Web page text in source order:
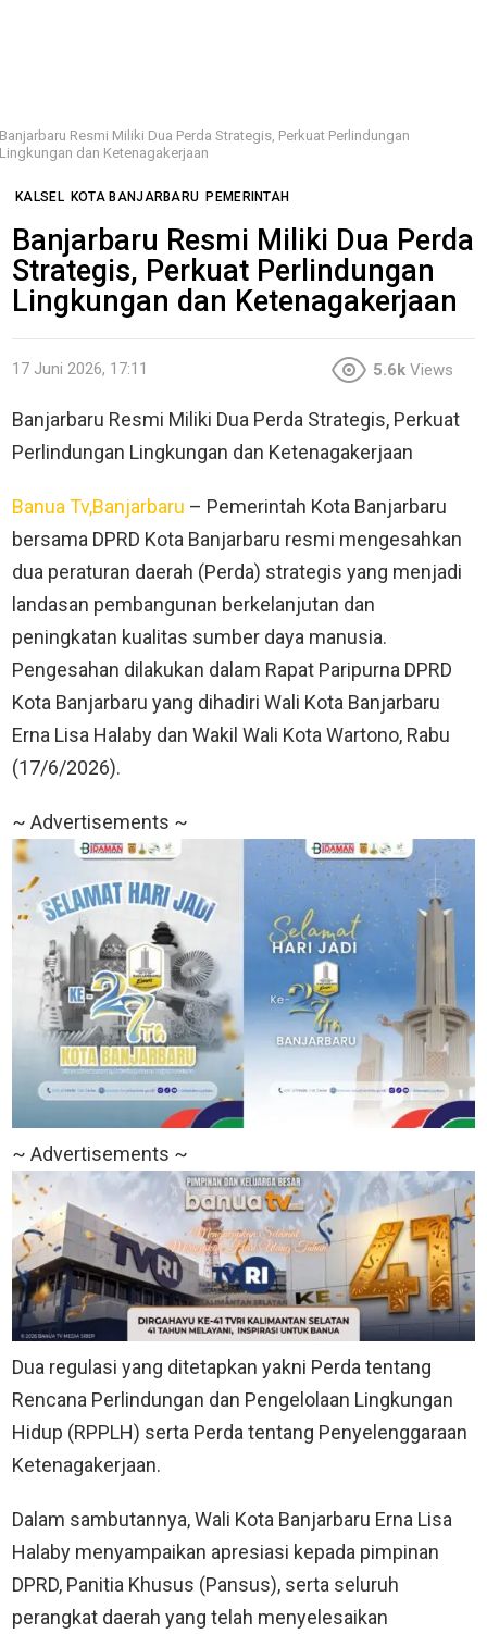
Banjarbaru Resmi Miliki Dua Perda Strategis, Perkuat Perlindungan
Lingkungan dan Ketenagakerjaan
KALSEL KOTA BANJARBARU PEMERINTAH
Banjarbaru Resmi Miliki Dua Perda
Strategis, Perkuat Perlindungan
Lingkungan dan Ketenagakerjaan
17 Juni 2026, 17:11 5.6k Views
Banjarbaru Resmi Miliki Dua Perda Strategis, Perkuat
Perlindungan Lingkungan dan Ketenagakerjaan
Banua Tv,Banjarbaru – Pemerintah Kota Banjarbaru
bersama DPRD Kota Banjarbaru resmi mengesahkan
dua peraturan daerah (Perda) strategis yang menjadi
landasan pembangunan berkelanjutan dan
peningkatan kualitas sumber daya manusia.
Pengesahan dilakukan dalam Rapat Paripurna DPRD
Kota Banjarbaru yang dihadiri Wali Kota Banjarbaru
Erna Lisa Halaby dan Wakil Wali Kota Wartono, Rabu
(17/6/2026).
~ Advertisements ~
~ Advertisements ~
Dua regulasi yang ditetapkan yakni Perda tentang
Rencana Perlindungan dan Pengelolaan Lingkungan
Hidup (RPPLH) serta Perda tentang Penyelenggaraan
Ketenagakerjaan.
Dalam sambutannya, Wali Kota Banjarbaru Erna Lisa
Halaby menyampaikan apresiasi kepada pimpinan
DPRD, Panitia Khusus (Pansus), serta seluruh
perangkat daerah yang telah menyelesaikan